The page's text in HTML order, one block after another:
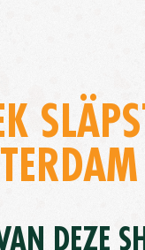
DEZE